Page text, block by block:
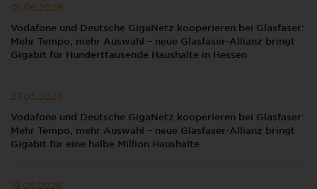
01.06.2026
Vodafone und Deutsche GigaNetz kooperieren bei Glasfaser:
Mehr Tempo, mehr Auswahl – neue Glasfaser-Allianz bringt
Gigabit für Hunderttausende Haushalte in Hessen
27.05.2026
Vodafone und Deutsche GigaNetz kooperieren bei Glasfaser:
Mehr Tempo, mehr Auswahl – neue Glasfaser-Allianz bringt
Gigabit für eine halbe Million Haushalte
19.05.2026